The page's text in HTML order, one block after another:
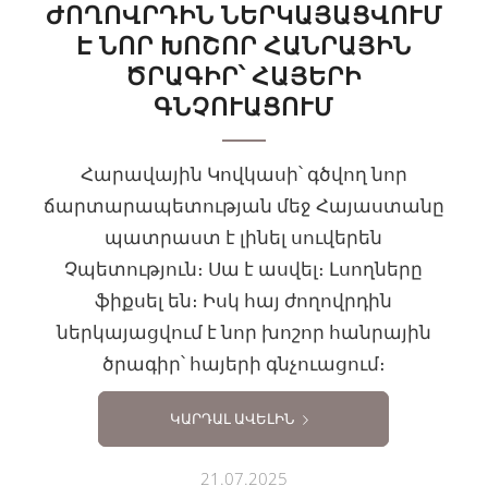
ԺՈՂՈՎՐԴԻՆ ՆԵՐԿԱՅԱՑՎՈՒՄ
Է ՆՈՐ ԽՈՇՈՐ ՀԱՆՐԱՅԻՆ
ԾՐԱԳԻՐ՝ ՀԱՅԵՐԻ
ԳՆՉՈՒԱՑՈՒՄ
Հարավային Կովկասի՝ գծվող նոր
ճարտարապետության մեջ Հայաստանը
պատրաստ է լինել սուվերեն
Չպետություն։ Սա է ասվել։ Լսողները
ֆիքսել են։ Իսկ հայ ժողովրդին
ներկայացվում է նոր խոշոր հանրային
ծրագիր՝ հայերի գնչուացում։
ԿԱՐԴԱԼ ԱՎԵԼԻՆ
21.07.2025